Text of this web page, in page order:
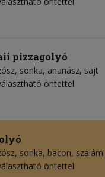
pizzagolyó
sonka ananász sajt
öntettel
sonka bacon szalámi
öntettel